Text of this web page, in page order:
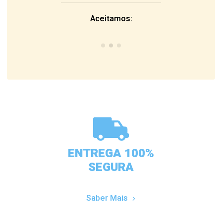
Aceitamos:
ENTREGA 100%
SEGURA
Saber Mais